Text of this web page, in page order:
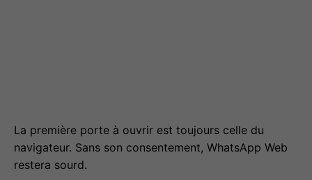
La première porte à ouvrir est toujours celle du
navigateur. Sans son consentement, WhatsApp Web
restera sourd.